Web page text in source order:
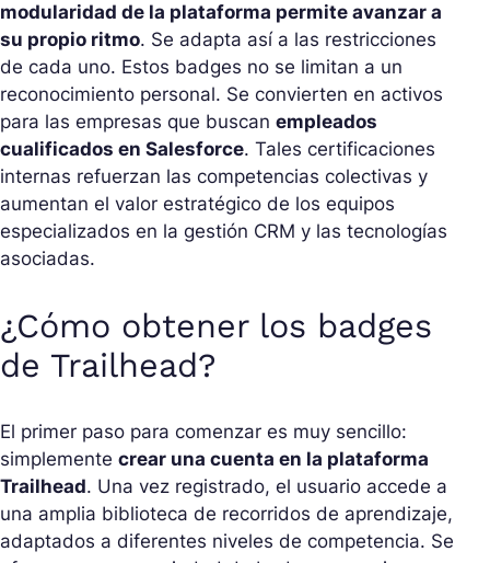
modularidad de la plataforma permite avanzar a
su propio ritmo. Se adapta así a las restricciones
de cada uno. Estos badges no se limitan a un
reconocimiento personal. Se convierten en activos
para las empresas que buscan empleados
cualificados en Salesforce. Tales certificaciones
internas refuerzan las competencias colectivas y
aumentan el valor estratégico de los equipos
especializados en la gestión CRM y las tecnologías
asociadas.
¿Cómo obtener los badges
de Trailhead?
El primer paso para comenzar es muy sencillo:
simplemente crear una cuenta en la plataforma
Trailhead. Una vez registrado, el usuario accede a
una amplia biblioteca de recorridos de aprendizaje,
adaptados a diferentes niveles de competencia. Se